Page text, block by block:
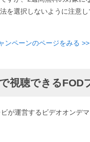
を選択しないように注意し
ンペーンのページをみる >>
視聴できるFOD
が運営するビデオオンデマ